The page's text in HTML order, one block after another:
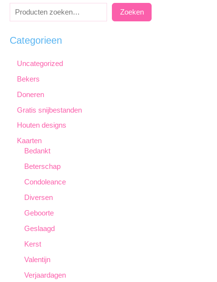
Zoeken
Categorieen
Uncategorized
Bekers
Doneren
Gratis snijbestanden
Houten designs
Kaarten
Bedankt
Beterschap
Condoleance
Diversen
Geboorte
Geslaagd
Kerst
Valentijn
Verjaardagen